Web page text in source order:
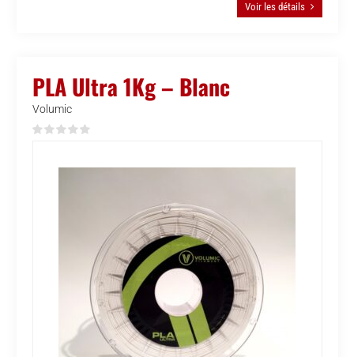
Voir les détails
PLA Ultra 1Kg – Blanc
Volumic